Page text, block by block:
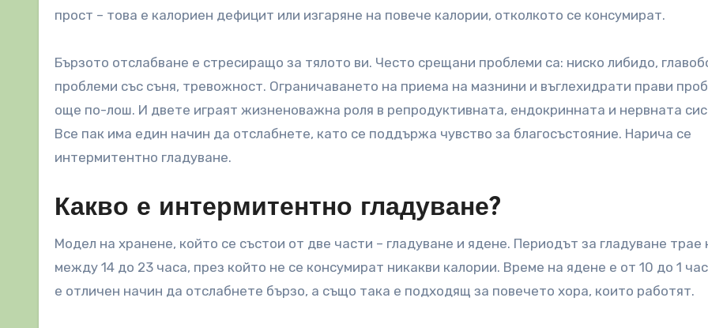
прост – това е калориен дефицит или изгаряне на повече калории, отколкото се консумират.
Бързото отслабване е стресиращо за тялото ви. Често срещани проблеми са: ниско либидо,
проблеми със съня, тревожност. Ограничаването на приема на мазнини и въглехидрати прави
още по-лош. И двете играят жизненоважна роля в репродуктивната, ендокринната и нервната
Все пак има един начин да отслабнете, като се поддържа чувство за благосъстояние. Нарича се
интермитентно гладуване.
Какво е интермитентно гладуване?
Модел на хранене, който се състои от две части – гладуване и ядене. Периодът за гладуване трае
между 14 до 23 часа, през който не се консумират никакви калории. Време на ядене е от 10 до 1
е отличен начин да отслабнете бързо, а също така е подходящ за повечето хора, които работят.